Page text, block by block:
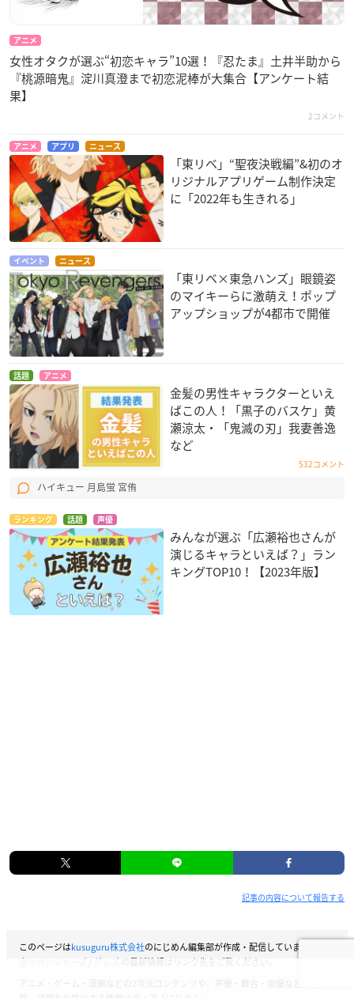
アニメ
女性オタクが選ぶ“初恋キャラ”10選！『忍たま』土井半助から
『桃源暗鬼』淀川真澄まで初恋泥棒が大集合【アンケート結
果】
2コメント
アニメ アプリ ニュース
「東リベ」“聖夜決戦編”&初のオ
リジナルアプリゲーム制作決定
に「2022年も生きれる」
イベント ニュース
「東リベ×東急ハンズ」眼鏡姿
のマイキーらに激萌え！ポップ
アップショップが4都市で開催
話題 アニメ
金髪の男性キャラクターといえ
ばこの人！「黒子のバスケ」黄
瀬涼太・「鬼滅の刃」我妻善逸
など
532コメント
ハイキュー 月島蛍 宮侑
ランキング 話題 声優
みんなが選ぶ「広瀬裕也さんが
演じるキャラといえば？」ラン
キングTOP10！【2023年版】
記事の内容について報告する
このページはkusuguru株式会社のにじめん編集部が作成・配信しています。
京リベンジャーズ
グッズ の最新情報はリンク先をご覧ください。
アニメ・ゲーム・漫画などの2次元コンテンツや、声優・舞台・俳優などの情